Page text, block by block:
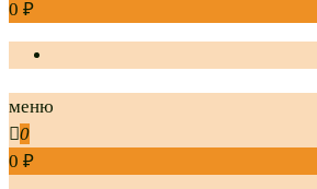
0 ₽
меню
0
0 ₽